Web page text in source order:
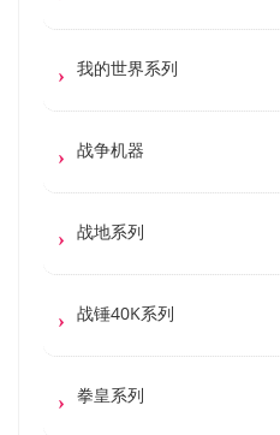
我的世界系列
战争机器
战地系列
战锤40K系列
拳皇系列